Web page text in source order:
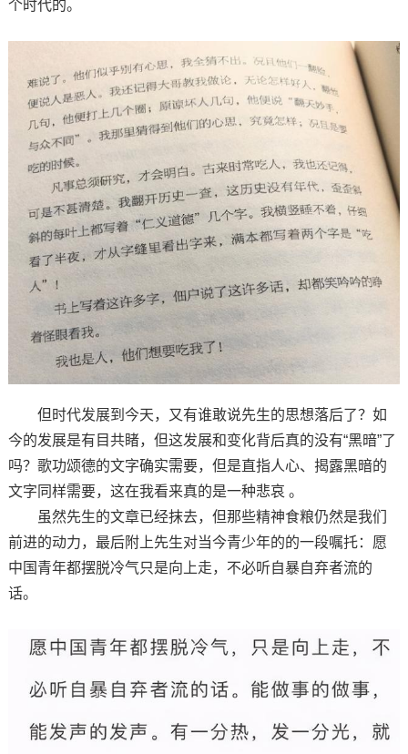
个时代的。
但时代发展到今天，又有谁敢说先生的思想落后了？如
今的发展是有目共睹，但这发展和变化背后真的没有“黑暗”了
吗？歌功颂德的文字确实需要，但是直指人心、揭露黑暗的
文字同样需要，这在我看来真的是一种悲哀 。
虽然先生的文章已经抹去，但那些精神食粮仍然是我们
前进的动力，最后附上先生对当今青少年的的一段嘱托：愿
中国青年都摆脱冷气只是向上走，不必听自暴自弃者流的
话。